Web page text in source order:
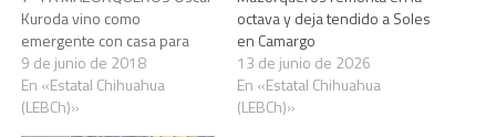
Kuroda vino como
emergente con casa para
disparar cuadrangular en el
cierre de la octava tanda,
Martín Urías realizó
9 de junio de 2018
En «Estatal Chihuahua
(LEBCh)»
octava y deja tendido a Soles
en Camargo
13 de junio de 2026
En «Estatal Chihuahua
(LEBCh)»